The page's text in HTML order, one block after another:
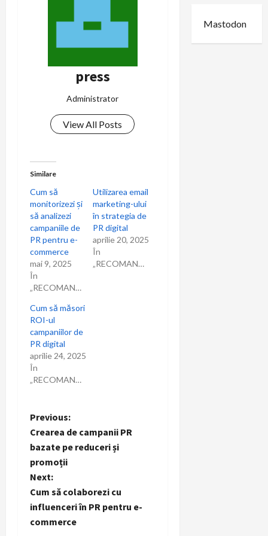
press
Administrator
View All Posts
Similare
Cum să
monitorizezi și
să analizezi
campaniile de
PR pentru e-
commerce
mai 9, 2025
În
„RECOMANDARI”
Utilizarea email
marketing-ului
în strategia de
PR digital
aprilie 20, 2025
În
„RECOMANDARI”
Cum să măsori
ROI-ul
campaniilor de
PR digital
aprilie 24, 2025
În
„RECOMANDARI”
P
o
s
t
n
Previous:
Crearea de campanii PR
bazate pe reduceri și
promoții
Next:
Cum să colaborezi cu
influenceri în PR pentru e-
commerce
Mastodon